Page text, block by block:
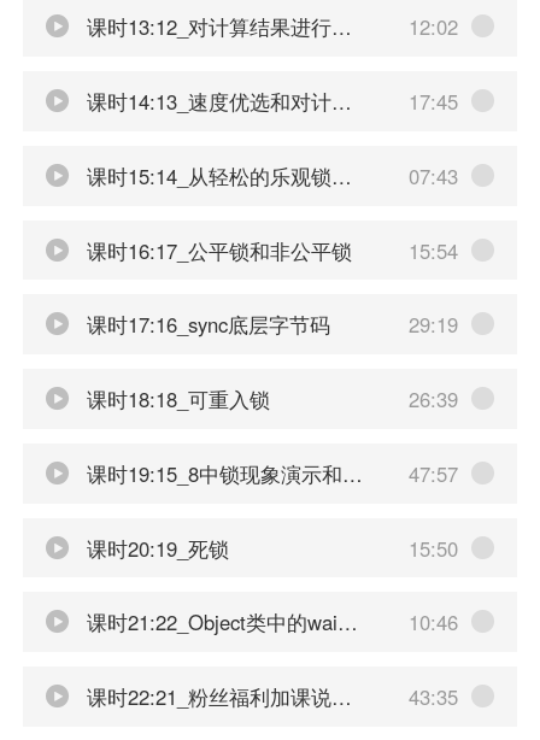
课时13:12_对计算结果进行处理 12:02
课时14:13_速度优选和对计算结果进行合并 17:45
课时15:14_从轻松的乐观锁和悲观锁开讲 07:43
课时16:17_公平锁和非公平锁 15:54
课时17:16_sync底层字节码 29:19
课时18:18_可重入锁 26:39
课时19:15_8中锁现象演示和原理解释 47:57
课时20:19_死锁 15:50
课时21:22_Object类中的wait和notify方法实现线程等待和唤醒 10:46
课时22:21_粉丝福利加课说简历编写 43:35